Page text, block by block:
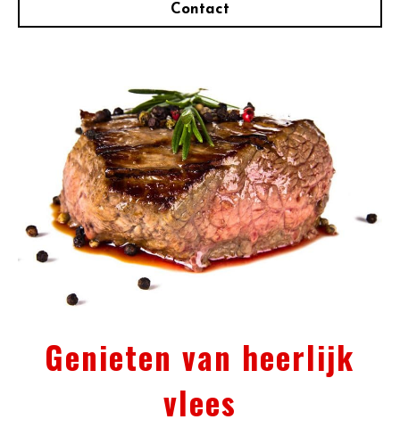
Contact
Genieten van heerlijk
vlees